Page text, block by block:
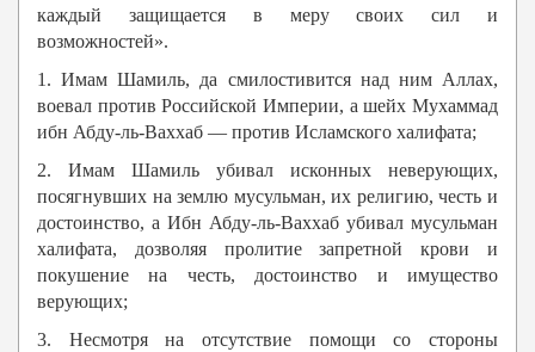
каждый защищается в меру своих сил и
возможностей».
1. Имам Шамиль, да смилостивится над ним Аллах,
воевал против Российской Империи, а шейх Мухаммад
ибн Абду-ль-Ваххаб — против Исламского халифата;
2. Имам Шамиль убивал исконных неверующих,
посягнувших на землю мусульман, их религию, честь и
достоинство, а Ибн Абду-ль-Ваххаб убивал мусульман
халифата, дозволяя пролитие запретной крови и
покушение на честь, достоинство и имущество
верующих;
3. Несмотря на отсутствие помощи со стороны